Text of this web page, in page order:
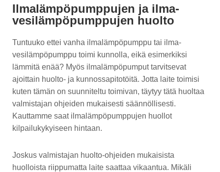
Ilmalämpöpumppujen ja ilma-
vesilämpöpumppujen huolto
Tuntuuko ettei vanha ilmalämpöpumppu tai ilma-
vesilämpöpumppu toimi kunnolla, eikä esimerkiksi
lämmitä enää? Myös ilmalämpöpumput tarvitsevat
ajoittain huolto- ja kunnossapitotöitä. Jotta laite toimisi
kuten tämän on suunniteltu toimivan, täytyy tätä huoltaa
valmistajan ohjeiden mukaisesti säännöllisesti.
Kauttamme saat ilmalämpöpumppujen huollot
kilpailukykyiseen hintaan.
Joskus valmistajan huolto-ohjeiden mukaisista
huolloista riippumatta laite saattaa vikaantua. Mikäli